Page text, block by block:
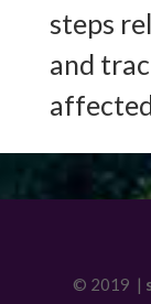
steps
and
© 2019 |